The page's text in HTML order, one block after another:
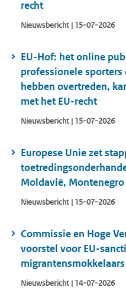
recht
Nieuwsbericht | 15-07-2026
EU-Hof: het online
professionele
hebben overtreden,
met het EU-recht
Nieuwsbericht | 15-07-2026
Europese Unie zet
Moldavië,
Nieuwsbericht | 15-07-2026
Commissie en Hoge
voorstel voor EU-
Nieuwsbericht | 14-07-2026